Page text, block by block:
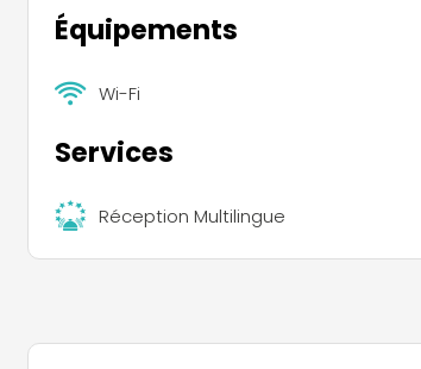
Équipements
Wi-Fi
Services
Réception Multilingue